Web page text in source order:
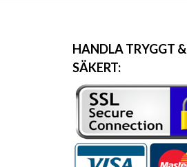
HANDLA TRYGGT &
SÄKERT: